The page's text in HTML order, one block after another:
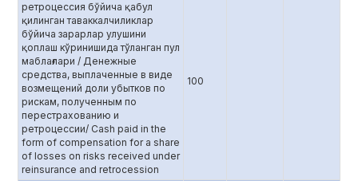
ретроцессия бўйича қабул
қилинган таваккалчиликлар
бўйича зарарлар улушини
қоплаш кўринишида тўланган пул
маблағлари / Денежные
средства, выплаченные в виде
возмещений доли убытков по
рискам, полученным по
перестрахованию и
ретроцессии/ Cash paid in the
form of compensation for a share
of losses on risks received under
reinsurance and retrocession
100